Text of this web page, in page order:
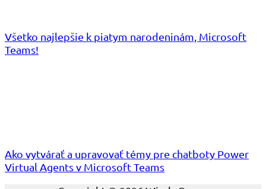
Všetko najlepšie k piatym narodeninám, Microsoft
Teams!
Ako vytvárať a upravovať témy pre chatboty Power
Virtual Agents v Microsoft Teams